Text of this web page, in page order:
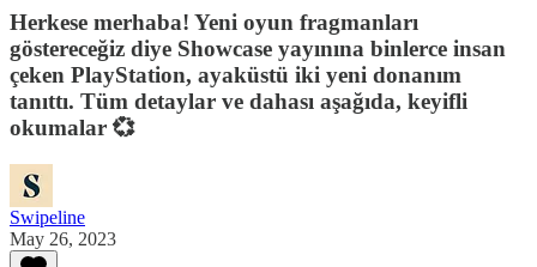
Herkese merhaba! Yeni oyun fragmanları
göstereceğiz diye Showcase yayınına binlerce insan
çeken PlayStation, ayaküstü iki yeni donanım
tanıttı. Tüm detaylar ve dahası aşağıda, keyifli
okumalar 💞
Swipeline
May 26, 2023